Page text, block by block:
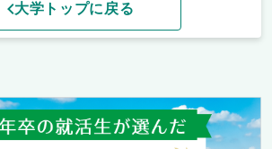
大学トップに戻る